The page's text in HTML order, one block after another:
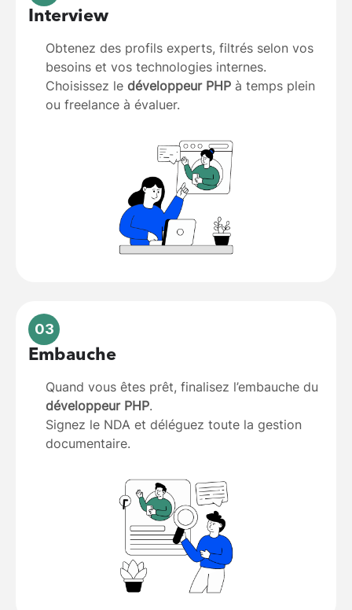
Interview
Obtenez des profils experts, filtrés selon vos
besoins et vos technologies internes.
Choisissez le développeur PHP à temps plein
ou freelance à évaluer.
03
Embauche
Quand vous êtes prêt, finalisez l’embauche du
développeur PHP.
Signez le NDA et déléguez toute la gestion
documentaire.